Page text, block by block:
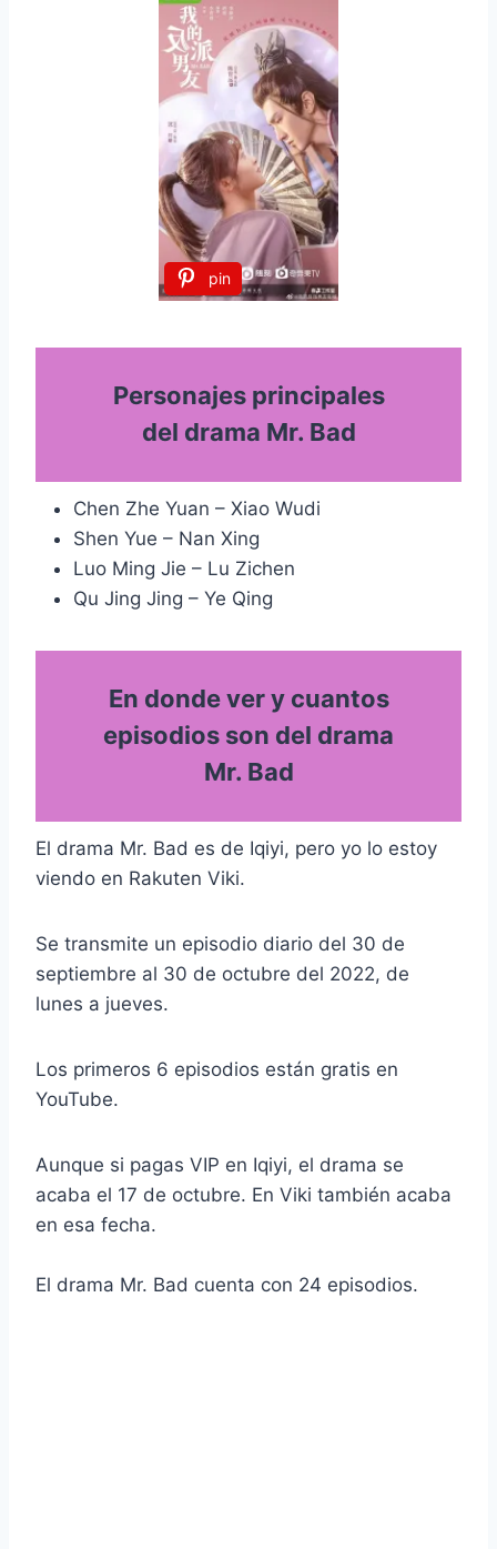
pin
Personajes principales
del drama Mr. Bad
Chen Zhe Yuan – Xiao Wudi
Shen Yue – Nan Xing
Luo Ming Jie – Lu Zichen
Qu Jing Jing – Ye Qing
En donde ver y cuantos
episodios son del drama
Mr. Bad
El drama Mr. Bad es de Iqiyi, pero yo lo estoy
viendo en Rakuten Viki.
Se transmite un episodio diario del 30 de
septiembre al 30 de octubre del 2022, de
lunes a jueves.
Los primeros 6 episodios están gratis en
YouTube.
Aunque si pagas VIP en Iqiyi, el drama se
acaba el 17 de octubre. En Viki también acaba
en esa fecha.
El drama Mr. Bad cuenta con 24 episodios.